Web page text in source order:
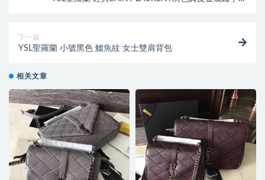
下一篇
YSL聖羅蘭 小號黑色 鱷魚紋 女士雙肩背包
相关文章